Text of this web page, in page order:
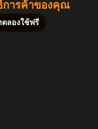
การค้าของคุณ
ลองใช้ฟรี